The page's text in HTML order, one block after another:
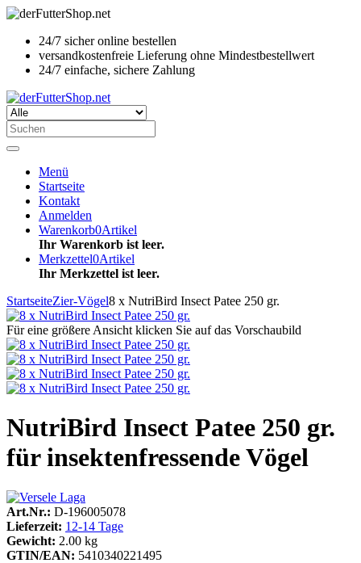
24/7 sicher online bestellen
versandkostenfreie Lieferung ohne Mindestbestellwert
24/7 einfache, sichere Zahlung
Menü
Startseite
Kontakt
Anmelden
Warenkorb0Artikel
Ihr Warenkorb ist leer.
Merkzettel0Artikel
Ihr Merkzettel ist leer.
StartseiteZier-Vögel8 x NutriBird Insect Patee 250 gr.
Für eine größere Ansicht klicken Sie auf das Vorschaubild
NutriBird Insect Patee 250 gr.
für insektenfressende Vögel
Art.Nr.: D-196005078
Lieferzeit: 12-14 Tage
Gewicht: 2.00 kg
GTIN/EAN: 5410340221495